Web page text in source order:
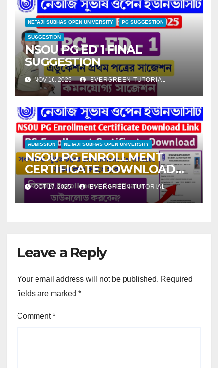
NETAJI SUBHAS OPEN UNIVERSITY PG SUGGESTION
SUGGESTION
NSOU PG ED 1 FINAL
SUGGESTION
NOV 16, 2025 EVERGREEN TUTORIAL
ADMISSION NETAJI SUBHAS OPEN UNIVERSITY
NSOU PG ENROLLMENT
CERTIFICATE DOWNLOAD
LINK
OCT 17, 2025 EVERGREEN TUTORIAL
Leave a Reply
Your email address will not be published. Required
fields are marked *
Comment*